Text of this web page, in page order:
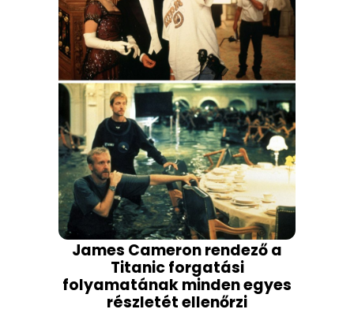
James Cameron rendező a
Titanic forgatási
folyamatának minden egyes
részletét ellenőrzi